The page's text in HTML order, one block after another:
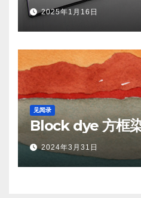
2025年1月16日
见闻录
Block dye 方框
2024年3月31日